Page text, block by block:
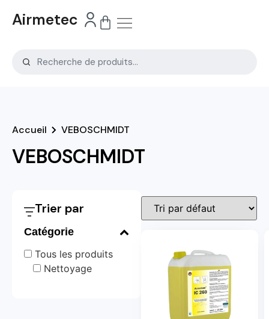
Airmetec
VEBOSCHMIDT
Accueil VEBOSCHMIDT
Trier par
Catégorie
Tous les produits
Nettoyage